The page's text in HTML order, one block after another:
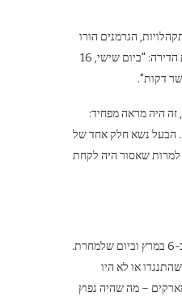
הגרמנים הורו
תחילה על 300 יישובים מחדש ביום, ולאחר מכן הגבילו אותם ל-150. אחד מהיהודים שנעקרו נזכר כיצד משפחתו עזבה את הדירה: "ביום שישי, 16
זה היה מראה מפחיד:
הבעל נשא חלק אחד של
למרות שאסור היה לקחת
במהלך היישוב מחדש ארגנו הגרמנים פעולות טרור שמטרתן להאיץ את ריכוז היהודים בגטו. הפעולה הגדולה ביותר בוצעה ב-6 במרץ וביום שלמחרת.
או לא היו
– מה שהיה נפוץ